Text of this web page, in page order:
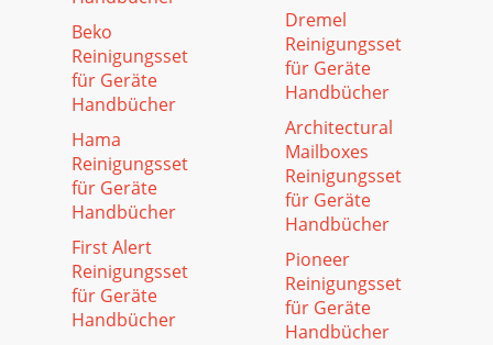
Beko
Reinigungsset
für Geräte
Handbücher
Hama
Reinigungsset
für Geräte
Handbücher
First Alert
Reinigungsset
für Geräte
Handbücher
Dremel
Reinigungsset
für Geräte
Handbücher
Architectural
Mailboxes
Reinigungsset
für Geräte
Handbücher
Pioneer
Reinigungsset
für Geräte
Handbücher